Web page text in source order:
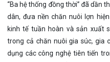
‘‘Ba hệ thống đồng thời’’ đã
dân, đưa nền chăn nuôi lợn
kinh tế tuần hoàn và sản xuất
trong cả chăn nuôi gia súc, gia
dụng các công nghệ tiên tiến